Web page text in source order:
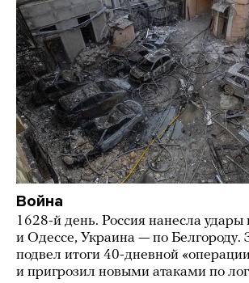
Война
1628-й день. Россия нанесла удары
и Одессе, Украина — по Белгороду.
подвел итоги 40-дневной
и пригрозил новыми атаками по